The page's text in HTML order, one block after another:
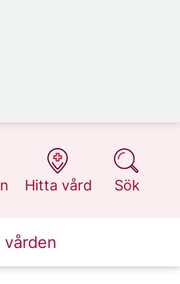
Hitta vård
på 1177.se
Sök
på 1177.se
vården